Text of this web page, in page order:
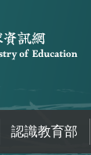
認識教育部